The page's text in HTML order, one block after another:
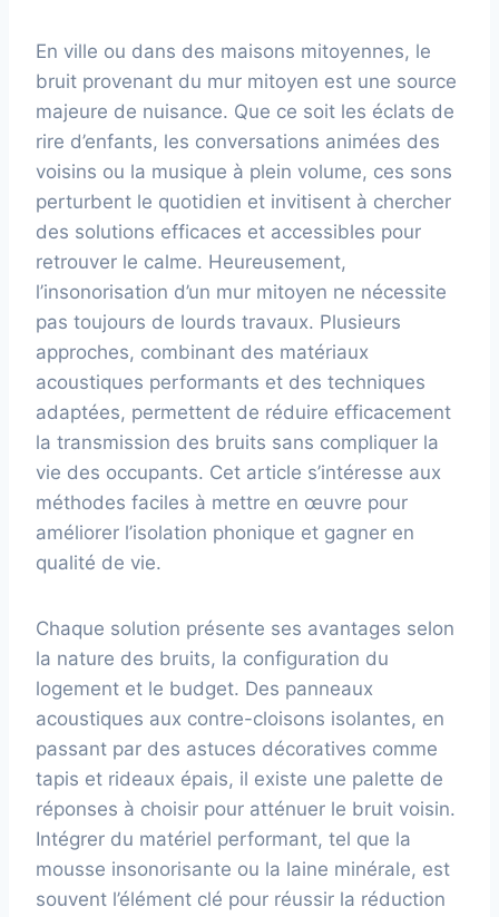
En ville ou dans des maisons mitoyennes, le
bruit provenant du mur mitoyen est une source
majeure de nuisance. Que ce soit les éclats de
rire d’enfants, les conversations animées des
voisins ou la musique à plein volume, ces sons
perturbent le quotidien et invitisent à chercher
des solutions efficaces et accessibles pour
retrouver le calme. Heureusement,
l’insonorisation d’un mur mitoyen ne nécessite
pas toujours de lourds travaux. Plusieurs
approches, combinant des matériaux
acoustiques performants et des techniques
adaptées, permettent de réduire efficacement
la transmission des bruits sans compliquer la
vie des occupants. Cet article s’intéresse aux
méthodes faciles à mettre en œuvre pour
améliorer l’isolation phonique et gagner en
qualité de vie.
Chaque solution présente ses avantages selon
la nature des bruits, la configuration du
logement et le budget. Des panneaux
acoustiques aux contre-cloisons isolantes, en
passant par des astuces décoratives comme
tapis et rideaux épais, il existe une palette de
réponses à choisir pour atténuer le bruit voisin.
Intégrer du matériel performant, tel que la
mousse insonorisante ou la laine minérale, est
souvent l’élément clé pour réussir la réduction